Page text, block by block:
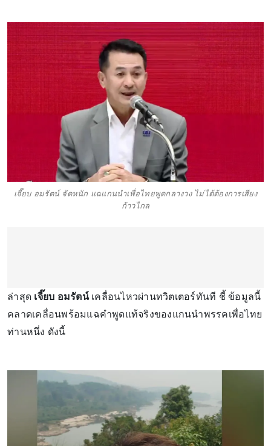
เจี๊ยบ อมรัตน์ จัดหนัก แฉแกนนำเพื่อไทยพูดกลางวง ไม่ได้ต้องการเสียง
ก้าวไกล
ล่าสุด เจี๊ยบ อมรัตน์เคลื่อนไหวผ่านทวิตเตอร์ทันที ชี้ ข้อมูลนี้
คลาดเคลื่อนพร้อมแฉคำพูดแท้จริงของแกนนำพรรคเพื่อไทย
ท่านหนึ่ง ดังนี้